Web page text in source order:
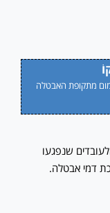
מתקופת האבטלה
שנפגעו
דמי אבטלה.